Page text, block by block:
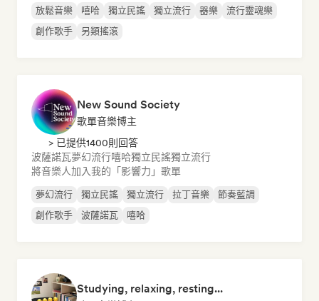
放鬆音樂 嘻哈 獨立民謠 獨立流行 器樂
流行靈魂樂
創作歌手
另類搖滾
New Sound Society
歌單音樂博主
> 已提供1400則回答
波薩諾瓦夢幻流行嘻哈獨立民謠獨立流行
將音樂人加入我的「影響力」歌單
夢幻流行 獨立民謠 獨立流行 拉丁音樂
節奏藍調
創作歌手
波薩諾瓦 嘻哈
Studying, relaxing, resting...